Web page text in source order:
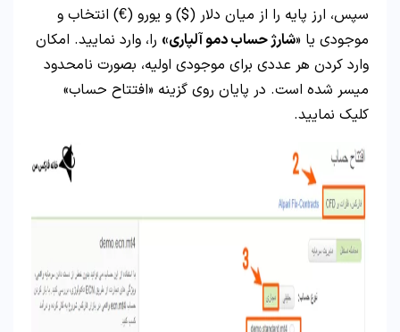
سپس، ارز پایه را از میان دلار ($) و یورو (€) انتخاب و
موجودی یا «شارژ حساب دمو آلپاری» را، وارد نمایید. امکان
وارد کردن هر عددی برای موجودی اولیه، بصورت نامحدود
میسر شده است. در پایان روی گزینه «افتتاح حساب»
کلیک نمایید.